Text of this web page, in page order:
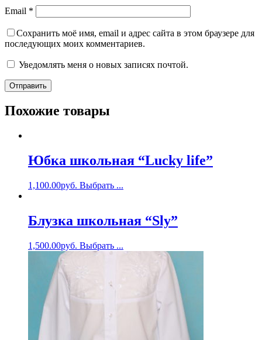
Email *
Сохранить моё имя, email и адрес сайта в этом браузере для
последующих моих комментариев.
Уведомлять меня о новых записях почтой.
Похожие товары
Юбка школьная “Lucky life”
1,100.00руб. Выбрать ...
Блузка школьная “Sly”
1,500.00руб. Выбрать ...